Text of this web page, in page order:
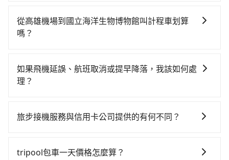
時不需要閉目養神（因為要自己開車），最重要的是你
當天就要來回，那在高雄路邊可隨租隨借的iRent應該是
機場到國立海洋生物博物館的花費預估為
$1,450~2,000（金額差異來自於平假日、車款差異、抵
能的罰單都需自付。再者，和運的iRent只提供最基本的
或九人座可供選擇，而且無人租車最令人詬病的就是車
從高雄機場到國立海洋生物博物館叫計程車划算
嗎？
灣大車隊、Uber、Line Taxi、Yoxi等。依照里程跳錶計
算，價格約為1,815~2,200元間，若改選tripool的專車
的0.3%，其叫車的難度是雙北市的310倍。雖然高雄機
改預約一輛tripool的九人座廂型車最高可省$900。
如果飛機延誤、航班取消或提早降落，我該如何處
理？
前透過官網的線上客服告知，我方會盡力協助重新安排
tripool依舊會改派司機，但就不能保證旅客一出關即有
旅步接機服務與信用卡公司提供的有何不同？
接送體驗。相較於信用卡公司提供的免費接送服務，旅
tripool包車一天價格怎麼算？